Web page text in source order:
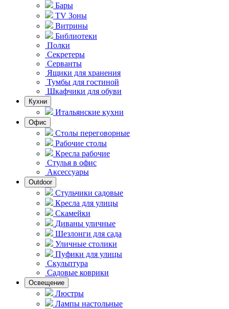
Бары
TV Зоны
Витрины
Библиотеки
Полки
Секретеры
Серванты
Ящики для хранения
Тумбы для гостиной
Шкафчики для обуви
Кухни
Итальянские кухни
Офис
Столы переговорные
Рабочие столы
Кресла рабочие
Стулья в офис
Аксессуары
Outdoor
Стульчики садовые
Кресла для улицы
Скамейки
Диваны уличные
Шезлонги для сада
Уличные столики
Пуфики для улицы
Скульптура
Садовые коврики
Освещение
Люстры
Лампы настольные